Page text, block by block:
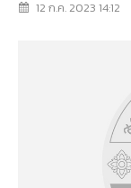
12 ก.ค. 2023 14:12